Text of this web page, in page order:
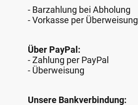
- Barzahlung bei Abholung
- Vorkasse per Überweisung
Über PayPal:
- Zahlung per PayPal
- Überweisung
Unsere Bankverbindung: